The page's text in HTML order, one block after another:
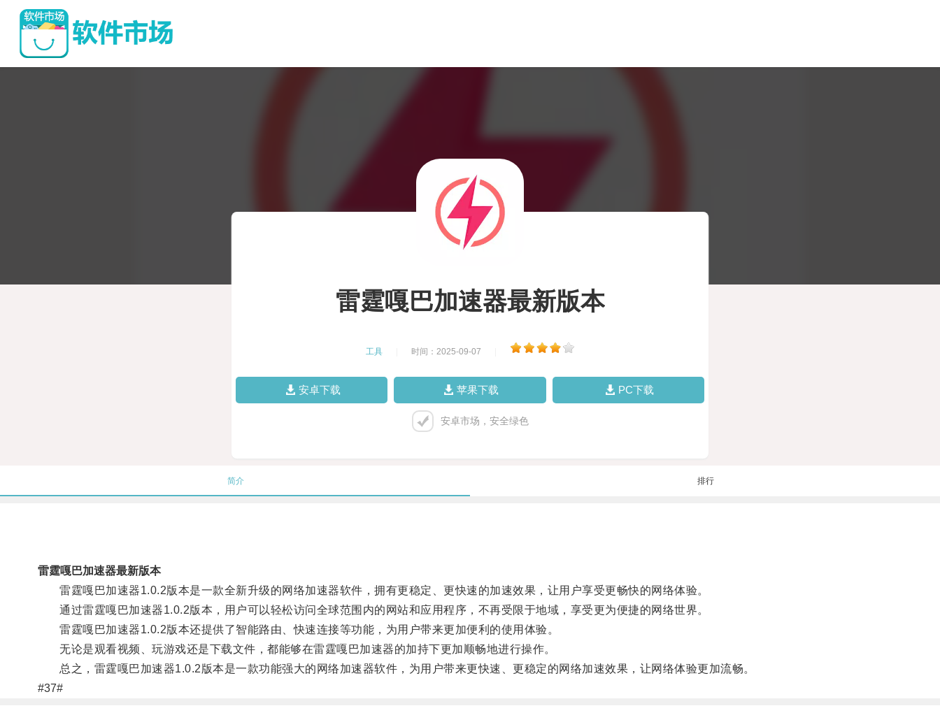
雷霆嘎巴加速器最新版本
工具 时间：2025-09-07
安卓下载 苹果下载 PC下载
安卓市场，安全绿色
简介 排行
雷霆嘎巴加速器最新版本
雷霆嘎巴加速器1.0.2版本是一款全新升级的网络加速器软件，拥有更稳定、更快速的加速效果，让用户享受更畅快的网络体验。
通过雷霆嘎巴加速器1.0.2版本，用户可以轻松访问全球范围内的网站和应用程序，不再受限于地域，享受更为便捷的网络世界。
雷霆嘎巴加速器1.0.2版本还提供了智能路由、快速连接等功能，为用户带来更加便利的使用体验。
无论是观看视频、玩游戏还是下载文件，都能够在雷霆嘎巴加速器的加持下更加顺畅地进行操作。
总之，雷霆嘎巴加速器1.0.2版本是一款功能强大的网络加速器软件，为用户带来更快速、更稳定的网络加速效果，让网络体验更加流畅。
#37#